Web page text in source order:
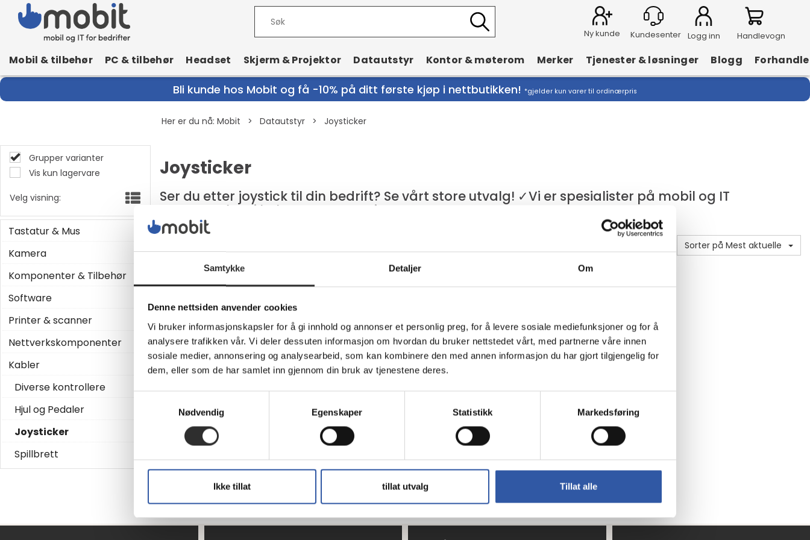
Samtykke Detaljer Om
Denne nettsiden anvender cookies
Vi bruker informasjonskapsler for å gi innhold og annonser et personlig preg, for å levere sosiale mediefunksjoner og for å
analysere trafikken vår. Vi deler dessuten informasjon om hvordan du bruker nettstedet vårt, med partnerne våre innen
sosiale medier, annonsering og analysearbeid, som kan kombinere den med annen informasjon du har gjort tilgjengelig for
dem, eller som de har samlet inn gjennom din bruk av tjenestene deres.
Nødvendig
Egenskaper Statistikk Markedsføring
Ikke tillat tillat utvalg Tillat alle
Ny kunde Logg inn Handlevogn
Mobil & tilbehør PC & tilbehør Headset Skjerm & Projektor Datautstyr Kontor & møterom Merker Tjenester & løsninger Blogg
Bli kunde hos Mobit og få -10% på ditt første kjøp i nettbutikken! *gjelder kun varer til ordinærpris
Her er du nå: Mobit > Datautstyr > Joysticker
Grupper varianter
Vis kun lagervare
Velg visning:
Tastatur & Mus
Kamera
Komponenter & Tilbehør
Software
Printer & scanner
Nettverkskomponenter
Kabler
Diverse kontrollere
Hjul og Pedaler
Joysticker
Spillbrett
Joysticker
Ser du etter joystick til din bedrift? Se vårt store utvalg! ✓Vi er spesialister på mobil og IT
✓Forhandlere i hele Norge ✓Leasing
Sorter på Mest aktuelle
Professional
H.O.T.A.S. - Joystick
og gasspedal
kablet - for PC
nettlager
H.O.T.A.S. - Joystick
og gasspedal
kablet - for PC
nettlager